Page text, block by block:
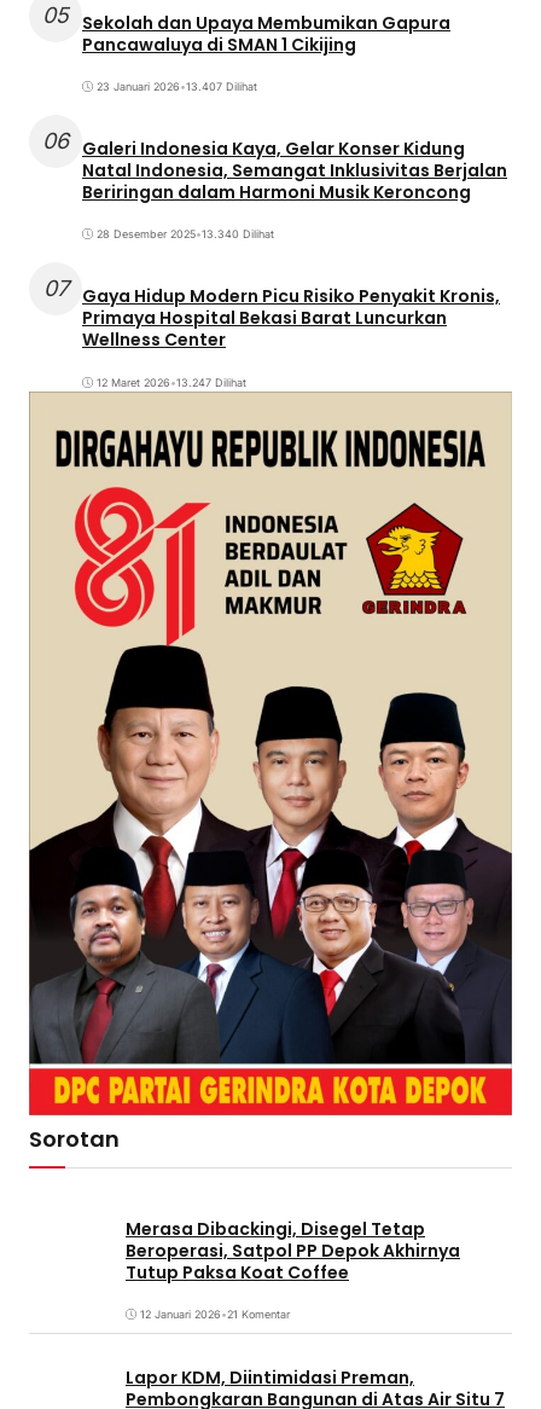
05 Sekolah dan Upaya Membumikan Gapura
Pancawaluya di SMAN 1 Cikijing
23 Januari 2026•13.407 Dilihat
06 Galeri Indonesia Kaya, Gelar Konser Kidung
Natal Indonesia, Semangat Inklusivitas Berjalan
Beriringan dalam Harmoni Musik Keroncong
28 Desember 2025•13.340 Dilihat
07
Gaya Hidup Modern Picu Risiko Penyakit Kronis,
Primaya Hospital Bekasi Barat Luncurkan
Wellness Center
12 Maret 2026•13.247 Dilihat
Sorotan
Merasa Dibackingi, Disegel Tetap
Beroperasi, Satpol PP Depok Akhirnya
Tutup Paksa Koat Coffee
12 Januari 2026•21 Komentar
Lapor KDM, Diintimidasi Preman,
Pembongkaran Bangunan di Atas Air Situ 7